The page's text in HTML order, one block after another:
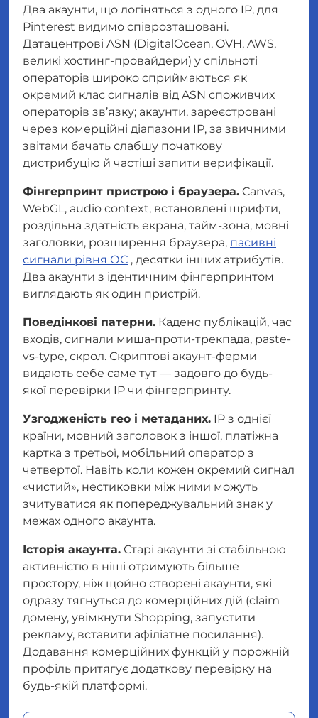
Два акаунти, що логіняться з одного IP, для
Pinterest видимо співрозташовані.
Датацентрові ASN (DigitalOcean, OVH, AWS,
великі хостинг-провайдери) у спільноті
операторів широко сприймаються як
окремий клас сигналів від ASN споживчих
операторів зв’язку; акаунти, зареєстровані
через комерційні діапазони IP, за звичними
звітами бачать слабшу початкову
дистрибуцію й частіші запити верифікації.
Фінгерпринт пристрою і браузера. Canvas,
WebGL, audio context, встановлені шрифти,
роздільна здатність екрана, тайм-зона, мовні
заголовки, розширення браузера, пасивні
сигнали рівня ОС , десятки інших атрибутів.
Два акаунти з ідентичним фінгерпринтом
виглядають як один пристрій.
Поведінкові патерни. Каденс публікацій, час
входів, сигнали миша-проти-трекпада, paste-
vs-type, скрол. Скриптові акаунт-ферми
видають себе саме тут — задовго до будь-
якої перевірки IP чи фінгерпринту.
Узгодженість гео і метаданих. IP з однієї
країни, мовний заголовок з іншої, платіжна
картка з третьої, мобільний оператор з
четвертої. Навіть коли кожен окремий сигнал
«чистий», нестиковки між ними можуть
зчитуватися як попереджувальний знак у
межах одного акаунта.
Історія акаунта. Старі акаунти зі стабільною
активністю в ніші отримують більше
простору, ніж щойно створені акаунти, які
одразу тягнуться до комерційних дій (claim
домену, увімкнути Shopping, запустити
рекламу, вставити афіліатне посилання).
Додавання комерційних функцій у порожній
профіль притягує додаткову перевірку на
будь-якій платформі.